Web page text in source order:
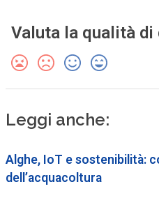
Valuta la qualità
Leggi anche:
Alghe, IoT e sostenibilità:
dell’acquacoltura